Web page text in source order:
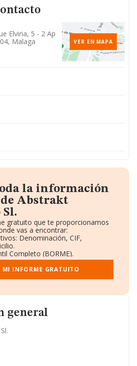
general
Elviria, 5 - 2 Ap
Malaga
VER EN MAPA
la información
Abstrakt
gratuito que te proporcionamos
vas a encontrar:
Denominación, CIF,
Completo (BORME).
Ventas y Empleados.
y Administradores.
y registral complementaria.
MI INFORME GRATUITO